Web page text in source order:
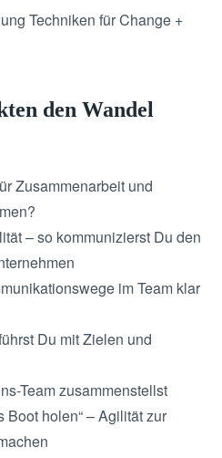
Techniken für Change +
den Wandel
Zusammenarbeit und
– so kommunizierst Du den
im Team klar
Du mit Zielen und
Team zusammenstellst
Boot holen“ – Agilität zur